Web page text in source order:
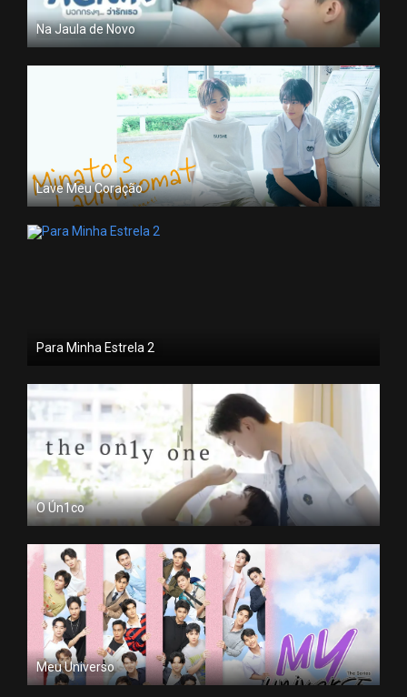
Na Jaula de Novo
Lave Meu Coração
Para Minha Estrela 2
O Ún1co
Meu Universo